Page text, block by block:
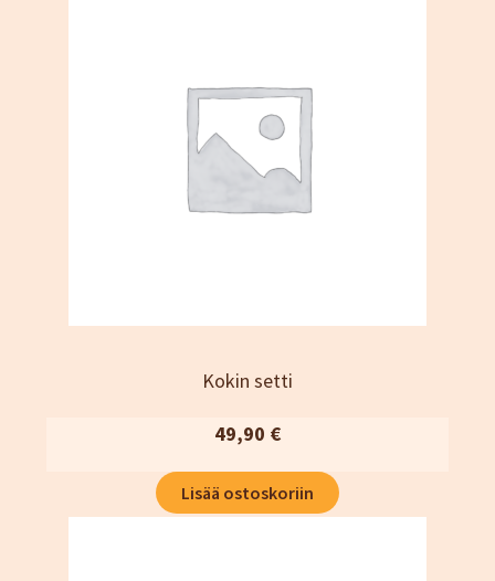
Kokin setti
49,90 €
Lisää ostoskoriin